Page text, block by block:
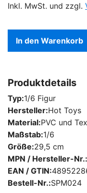
Inkl. MwSt. und zzgl.
In den Warenkorb
Produktdetails
Typ 1/6 Figur
Hersteller Hot Toys
Material PVC und
Maßstab 1/6
Größe 29,5 cm
MPN / Hersteller-Nr.
EAN / GTIN
Bestell-Nr. SPM024